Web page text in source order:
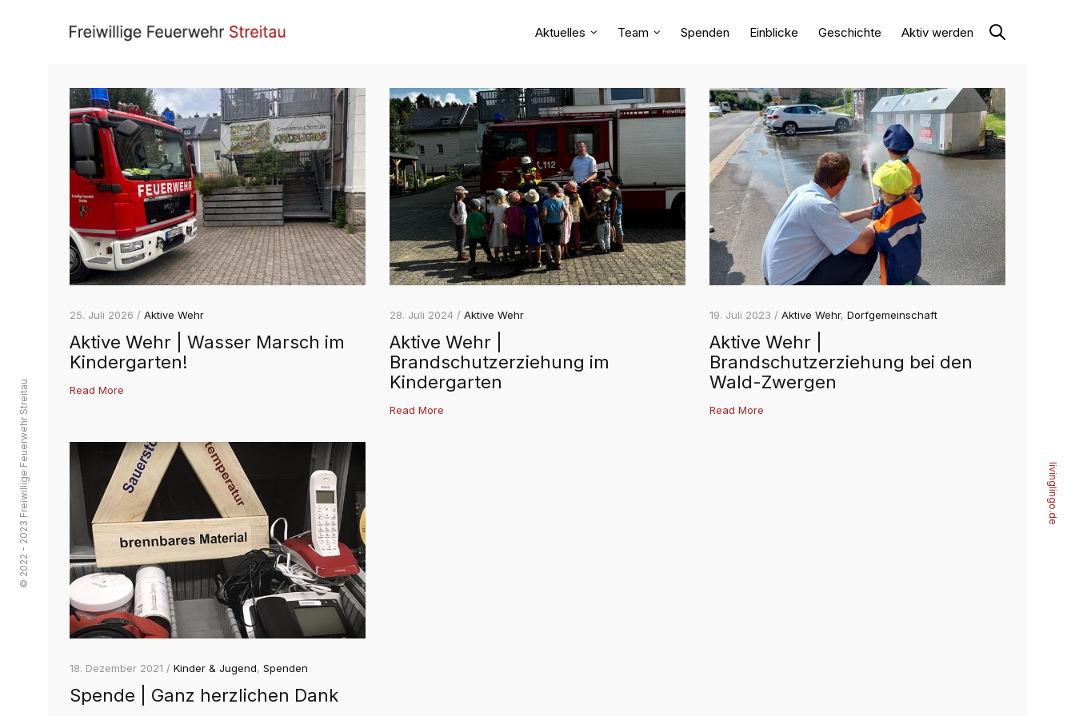
Aktuelles Team Spenden Einblicke Geschichte Aktiv werden
© 2022 - 2023 Freiwillige Feuerwehr Streitau livinglingo.de
25. Juli 2026 / Aktive Wehr
Aktive Wehr | Wasser Marsch im
Kindergarten!
Read More
28. Juli 2024 / Aktive Wehr
Aktive Wehr |
Brandschutzerziehung im
Kindergarten
Read More
19. Juli 2023 / Aktive Wehr, Dorfgemeinschaft
Aktive Wehr |
Brandschutzerziehung bei den
Wald-Zwergen
Read More
18. Dezember 2021 / Kinder & Jugend, Spenden
Spende | Ganz herzlichen Dank